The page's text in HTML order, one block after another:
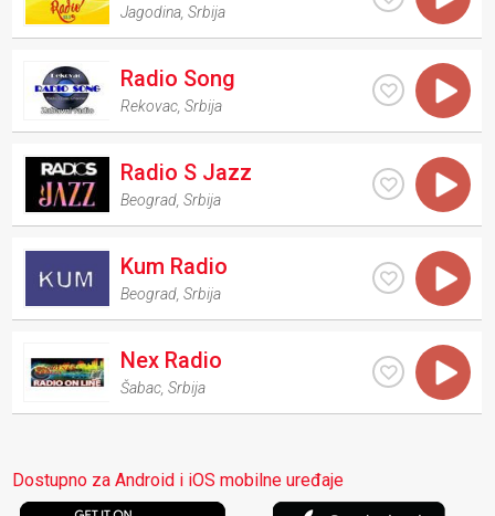
Jagodina ,Srbija
Radio Song
Rekovac ,Srbija
Radio S Jazz
Beograd ,Srbija
Kum Radio
Beograd ,Srbija
Nex Radio
Šabac ,Srbija
Dostupno za Android i iOS mobilne uređaje